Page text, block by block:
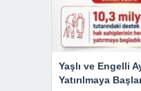
Yaşlı ve Engelli
Yatırılmaya